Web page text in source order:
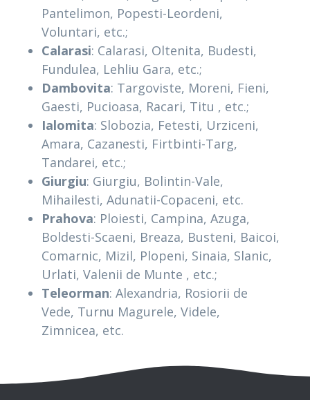
Pantelimon, Popesti-Leordeni,
Voluntari, etc.;
Calarasi: Calarasi, Oltenita, Budesti,
Fundulea, Lehliu Gara, etc.;
Dambovita: Targoviste, Moreni, Fieni,
Gaesti, Pucioasa, Racari, Titu , etc.;
Ialomita: Slobozia, Fetesti, Urziceni,
Amara, Cazanesti, Firtbinti-Targ,
Tandarei, etc.;
Giurgiu: Giurgiu, Bolintin-Vale,
Mihailesti, Adunatii-Copaceni, etc.
Prahova: Ploiesti, Campina, Azuga,
Boldesti-Scaeni, Breaza, Busteni, Baicoi,
Comarnic, Mizil, Plopeni, Sinaia, Slanic,
Urlati, Valenii de Munte , etc.;
Teleorman: Alexandria, Rosiorii de
Vede, Turnu Magurele, Videle,
Zimnicea, etc.